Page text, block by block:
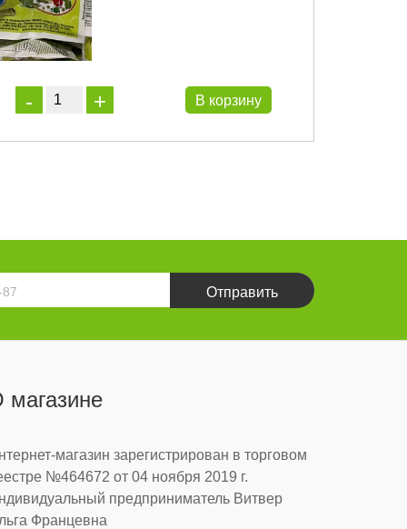
В корзину
Отправить
магазине
магазин зарегистрирован в торговом
№464672 от 04 ноября 2019 г.
предприниматель Витвер
Францевна